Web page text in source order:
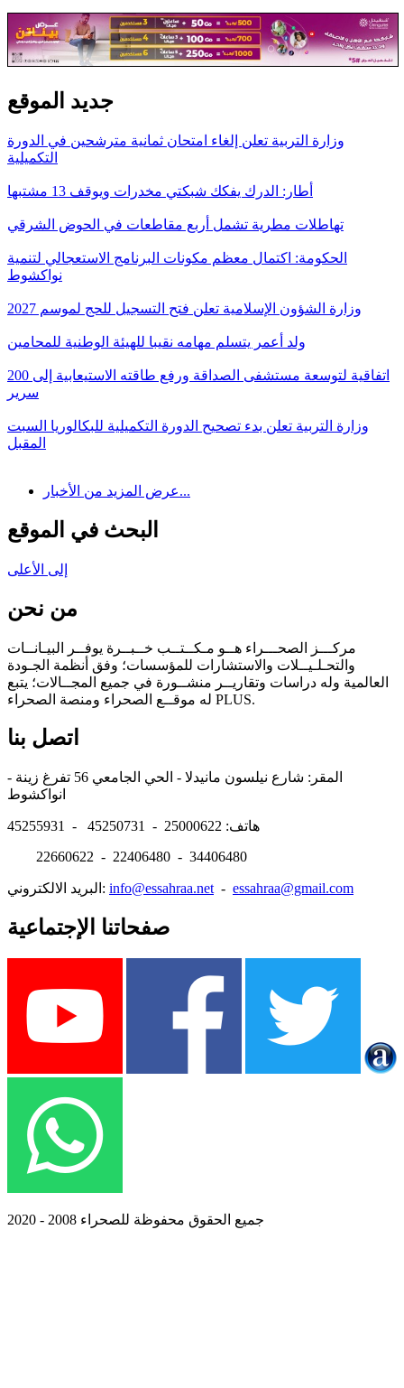
جديد الموقع
وزارة التربية تعلن إلغاء امتحان ثمانية مترشحين في الدورة
التكميلية
أطار: الدرك يفكك شبكتي مخدرات ويوقف 13 مشتبها
تهاطلات مطرية تشمل أربع مقاطعات في الحوض الشرقي
الحكومة: اكتمال معظم مكونات البرنامج الاستعجالي لتنمية
نواكشوط
وزارة الشؤون الإسلامية تعلن فتح التسجيل للحج لموسم 2027
ولد أعمر يتسلم مهامه نقيبا للهيئة الوطنية للمحامين
اتفاقية لتوسعة مستشفى الصداقة ورفع طاقته الاستيعابية إلى 200
سرير
وزارة التربية تعلن بدء تصحيح الدورة التكميلية للبكالوريا السبت
المقبل
عرض المزيد من الأخبار...
البحث في الموقع
إلى الأعلى
من نحن
مركـــز الصحـــراء هــو مـكــتــب خــبــرة يوفــر البيـانــات
والتحـلـيــلات والاستشارات للمؤسسات؛ وفق أنظمة الجـودة
العالمية وله دراسات وتقاريــر منشــورة في جميع المجــالات؛ يتبع
له موقــع الصحراء ومنصة الصحراء PLUS.
اتصل بنا
المقر: شارع نيلسون مانيدلا - الحي الجامعي 56 تفرغ زينة -
هاتف: 25000622 - 45250731 - 45255931
22660622 - 22406480 - 34406480
البريد الالكتروني: info@essahraa.net - essahraa@gmail.com
صفحاتنا الإجتماعية
جميع الحقوق محفوظة للصحراء 2008 - 2020